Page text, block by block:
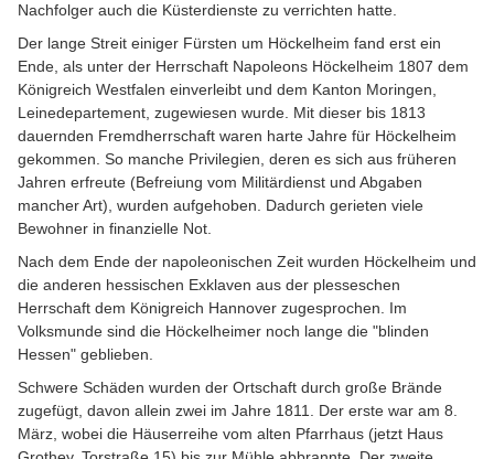
Nachfolger auch die Küsterdienste zu verrichten hatte.
Der lange Streit einiger Fürsten um Höckelheim fand erst ein
Ende, als unter der Herrschaft Napoleons Höckelheim 1807 dem
Königreich Westfalen einverleibt und dem Kanton Moringen,
Leinedepartement, zugewiesen wurde. Mit dieser bis 1813
dauernden Fremdherrschaft waren harte Jahre für Höckelheim
gekommen. So manche Privilegien, deren es sich aus früheren
Jahren erfreute (Befreiung vom Militärdienst und Abgaben
mancher Art), wurden aufgehoben. Dadurch gerieten viele
Bewohner in finanzielle Not.
Nach dem Ende der napoleonischen Zeit wurden Höckelheim und
die anderen hessischen Exklaven aus der plesseschen
Herrschaft dem Königreich Hannover zugesprochen. Im
Volksmunde sind die Höckelheimer noch lange die "blinden
Hessen" geblieben.
Schwere Schäden wurden der Ortschaft durch große Brände
zugefügt, davon allein zwei im Jahre 1811. Der erste war am 8.
März, wobei die Häuserreihe vom alten Pfarrhaus (jetzt Haus